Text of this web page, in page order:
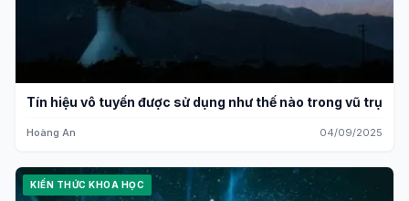
Tín hiệu vô tuyến được sử dụng như thế nào trong vũ trụ
Hoàng An 04/09/2025
KIẾN THỨC KHOA HỌC